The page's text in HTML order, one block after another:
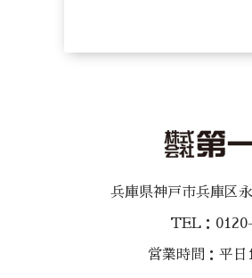
兵庫県神戸市兵庫区
TEL：
営業時間：平